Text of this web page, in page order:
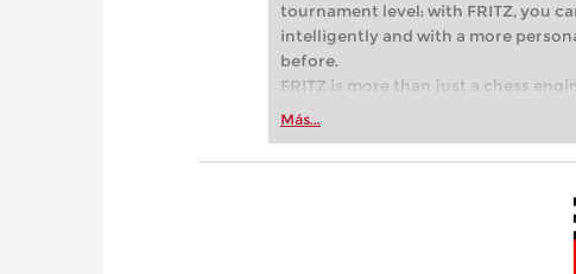
tournament level: with FRITZ, you
intelligently and with a more
before.
FRITZ is more than just a chess
Whether you’re taking your first
more efficiently, intelligently and
Más...